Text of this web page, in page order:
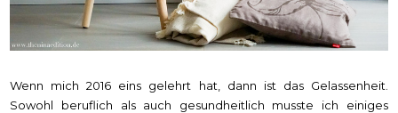
Wenn mich 2016 eins gelehrt hat, dann ist das Gelassenheit.
Sowohl beruflich als auch gesundheitlich musste ich einiges